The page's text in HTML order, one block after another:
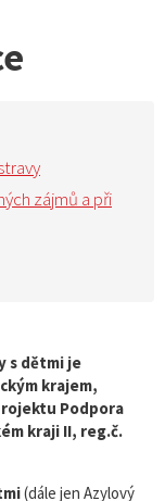
zájmů a při
s dětmi je
krajem,
Podpora
kraji II, reg.č.
(dále jen Azylový